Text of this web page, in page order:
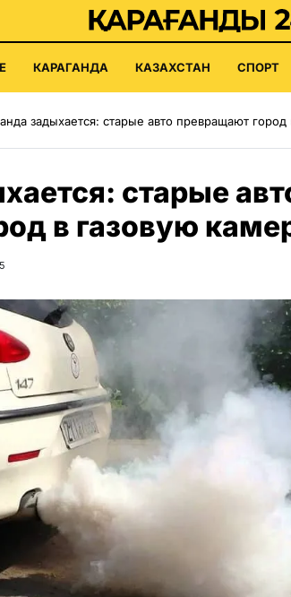
КАРАГАНДА КАЗАХСТАН СПОРТ
задыхается: старые авто превращают город в
старые
в газовую